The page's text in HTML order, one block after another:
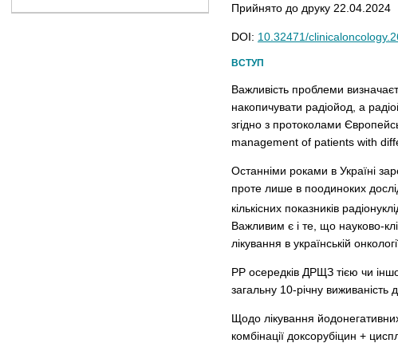
Прийнято до друку 22.04.2024
DOI: 10.32471/
ВСТУП
Важливість проблеми
накопичувати радіойод, а
згідно з протоколами
management of patients with
Останніми роками в Україні
проте лише в поодиноких
кількісних показників
Важливим є і те, що науково-
лікування в українській
РР осередків ДРЩЗ тією чи
загальну 10-річну
Щодо лікування
комбінації доксорубіцин +